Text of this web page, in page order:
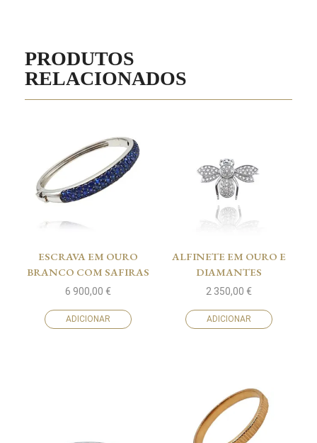
PRODUTOS
RELACIONADOS
ESCRAVA EM OURO
BRANCO COM SAFIRAS
6 900,00 €
ADICIONAR
ALFINETE EM OURO E
DIAMANTES
2 350,00 €
ADICIONAR